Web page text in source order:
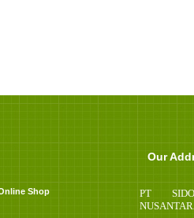
Shop
Our
PT